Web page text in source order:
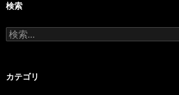
検索
検
索:
カテゴリ